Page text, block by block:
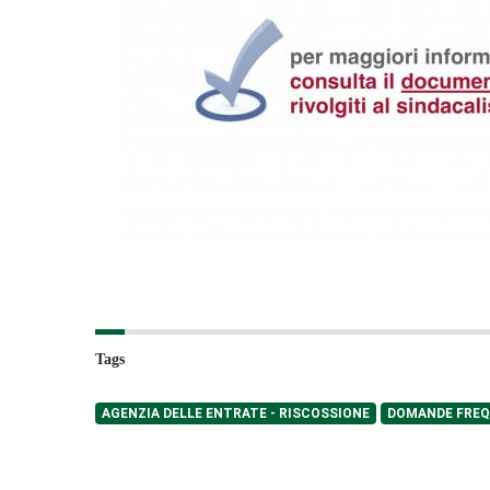
Tags
AGENZIA DELLE ENTRATE - RISCOSSIONE DOMANDE